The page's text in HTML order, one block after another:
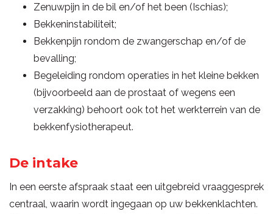
Zenuwpijn in de bil en/of het been (Ischias);
Bekkeninstabiliteit;
Bekkenpijn rondom de zwangerschap en/of de
bevalling;
Begeleiding rondom operaties in het kleine bekken
(bijvoorbeeld aan de prostaat of wegens een
verzakking) behoort ook tot het werkterrein van de
bekkenfysiotherapeut.
De intake
In een eerste afspraak staat een uitgebreid vraaggesprek
centraal, waarin wordt ingegaan op uw bekkenklachten.